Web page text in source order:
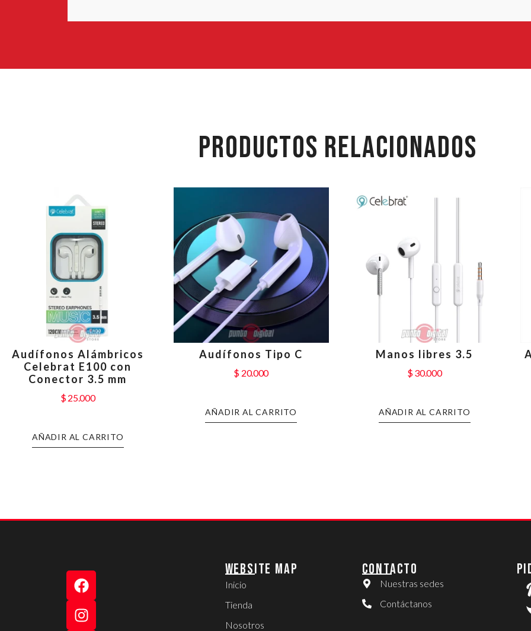
PRODUCTOS RELACIONADOS
Audífonos Alámbricos
Celebrat E100 con
Conector 3.5 mm
$25.000
AÑADIR AL CARRITO
Audífonos Tipo C
$ 20.000
AÑADIR AL CARRITO
Manos libres 3.5
$30.000
AÑADIR AL CARRITO
WEBSITE MAP
Inicio
Tienda
Nosotros
CONTACTO
Nuestras sedes
Contáctanos